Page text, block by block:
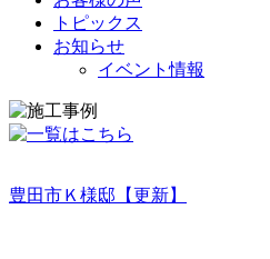
トピックス
お知らせ
イベント情報
豊田市Ｋ様邸【更新】